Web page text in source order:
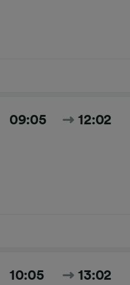
09:05 12:02
10:05 13:02